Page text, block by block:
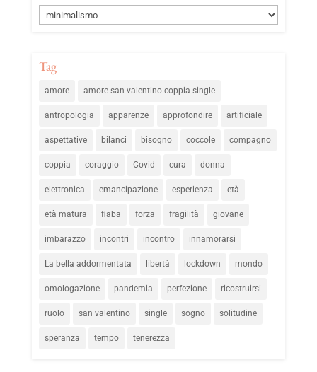
Categorie
Tag
amore amore san valentino coppia single
antropologia apparenze approfondire artificiale
aspettative bilanci bisogno coccole compagno
coppia coraggio Covid cura donna
elettronica emancipazione esperienza età
età matura fiaba forza fragilità giovane
imbarazzo incontri incontro innamorarsi
La bella addormentata libertà lockdown mondo
omologazione pandemia perfezione ricostruirsi
ruolo san valentino single sogno solitudine
speranza tempo tenerezza